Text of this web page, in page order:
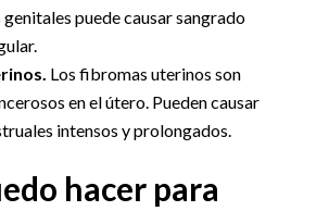
puede causar sangrado
Los fibromas uterinos son
en el útero. Pueden causar
intensos y prolongados.
hacer para